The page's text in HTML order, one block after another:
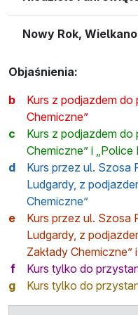
Nowy Rok,
Objaśnienia:
b
Kurs z podjazdem do
Chemiczne”
c
Kurs z podjazdem
Chemiczne” i „Police
d
Kurs przez ul. Szosa
Ludgardy, z
Chemiczne”
e
Kurs przez ul. Szosa
Ludgardy, z
Zakłady Chemiczne”
f
Kurs tylko do
g
Kurs tylko do